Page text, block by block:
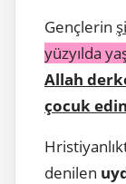
Gençlerin
yüzyılda
Allah
çocuk
denilen